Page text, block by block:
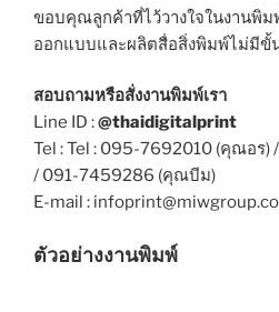
ขอบคุณลูกค้าที่ไว้วางใจในงานพิม
ออกแบบและผลิตสื่อสิ่งพิมพ์ไม่มีขั้
สอบถามหรือสั่งงานพิมพ์เรา
Line ID :@thaidigitalprint
Tel : Tel : 095-7692010 (คุณอร
/ 091-7459286 (คุณบีม)
E-mail :
ตัวอย่างงานพิมพ์